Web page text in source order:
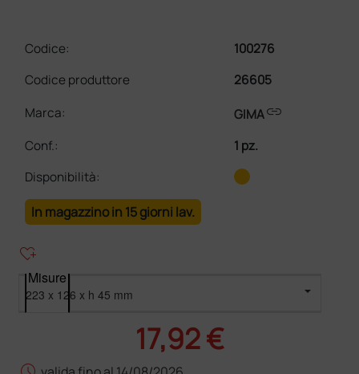
Codice:
100276
Codice produttore
26605
Marca:
GIMAlink
Conf.:
1 pz.
Disponibilità:
In magazzino in 15 giorni lav.
heart_plus
Misure
17,92 €